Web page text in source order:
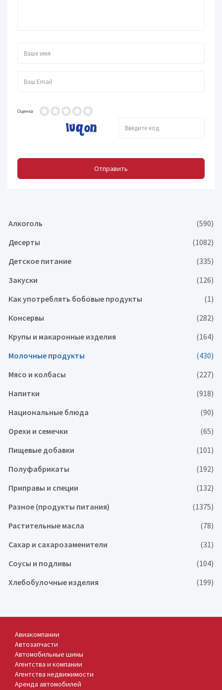
Оценка
Отправить
Алкоголь
(590)
Десерты
(1082)
Детское питание
(335)
Закуски
(126)
Как употреблять бобовые продукты
(1)
Консервы
(282)
Крупы и макаронные изделия
(164)
Молочные продукты
(430)
Мясо и колбасы
(227)
Напитки
(918)
Национальные блюда
(90)
Орехи и семечки
(65)
Пищевые добавки
(101)
Полуфабрикаты
(192)
Приправы и специи
(132)
Разное (продукты питания)
(1375)
Растительные масла
(78)
Сахар и сахарозаменители
(31)
Соусы и подливы
(104)
Хлебобулочные изделия
(199)
Авиакомпании
Автозапчасти
Автомобильные шины
Агентства и компании
Агентства недвижимости
Аренда автомобилей